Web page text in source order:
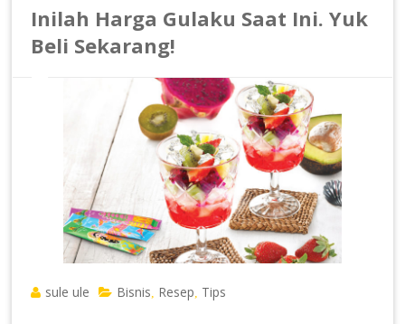
Inilah Harga Gulaku Saat Ini. Yuk
Beli Sekarang!
sule ule Bisnis Resep Tips